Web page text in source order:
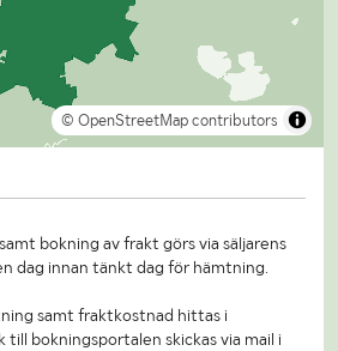
© OpenStreetMap contributors
bokning av frakt görs via säljarens
dag innan tänkt dag för hämtning.
samt fraktkostnad hittas i
till bokningsportalen skickas via mail i